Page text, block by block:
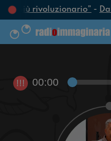
più rivoluzionario”-
!!! 00:00